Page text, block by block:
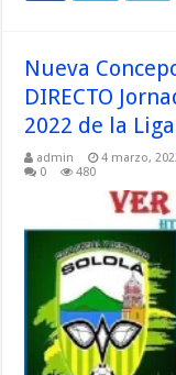
Nueva
DIRECTO
2022 de la
admin 4 marzo,
0
480